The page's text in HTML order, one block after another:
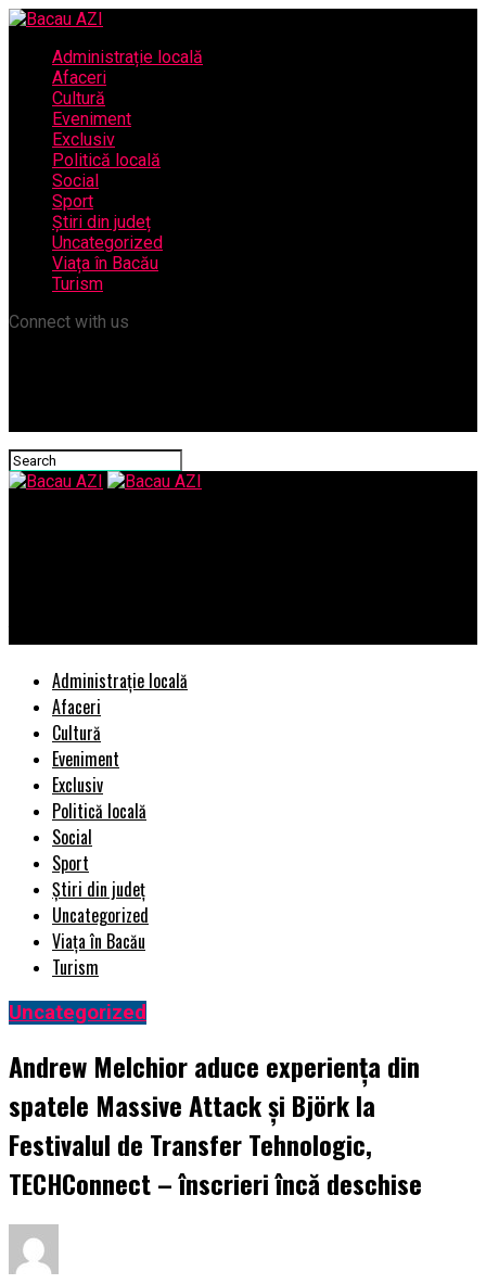
Administrație locală
Afaceri
Cultură
Eveniment
Exclusiv
Politică locală
Social
Sport
Știri din județ
Uncategorized
Viața în Bacău
Turism
Connect with us
Administrație locală
Afaceri
Cultură
Eveniment
Exclusiv
Politică locală
Social
Sport
Știri din județ
Uncategorized
Viața în Bacău
Turism
Uncategorized
Andrew Melchior aduce experiența din
spatele Massive Attack și Björk la
Festivalul de Transfer Tehnologic,
TECHConnect – înscrieri încă deschise